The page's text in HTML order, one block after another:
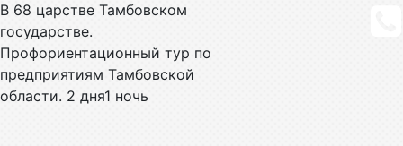
В 68 царстве Тамбовском
государстве.
Профориентационный тур по
предприятиям Тамбовской
области. 2 дня1 ночь